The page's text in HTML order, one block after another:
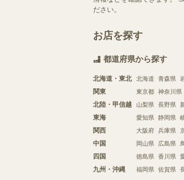
ださい。
お店を探す
都道府県から探す
北海道・東北 北海道 青森県
関東 東京都 神奈川県
北陸・甲信越 山梨県 長野県
東海 愛知県 静岡県
関西 大阪府 兵庫県
中国 岡山県 広島県
四国 徳島県 香川県
九州・沖縄 福岡県 佐賀県